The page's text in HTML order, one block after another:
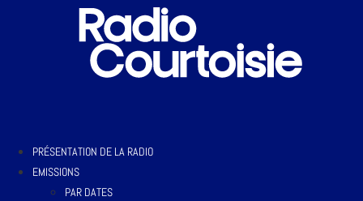
PRÉSENTATION DE LA RADIO
EMISSIONS
PAR DATES